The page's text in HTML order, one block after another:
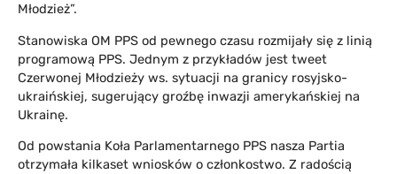
Młodzież”.
Stanowiska OM PPS od pewnego czasu rozmijały się z linią
programową PPS. Jednym z przykładów jest tweet
Czerwonej Młodzieży ws. sytuacji na granicy rosyjsko-
ukraińskiej, sugerujący groźbę inwazji amerykańskiej na
Ukrainę.
Od powstania Koła Parlamentarnego PPS nasza Partia
otrzymała kilkaset wniosków o członkostwo. Z radością